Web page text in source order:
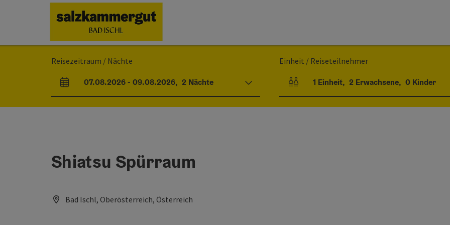
[0]
Zur Navigation[1]
Zum Seitenanfang
[7]
Reisezeitraum / Nächte
An- und Abreisefelder
07.08.2026- 09.08.2026, 2 Nächte
Einheit / Reiseteilnehmer
Einheitenanzahl und Personenfelder
1 Einheit, 2 Erwachsene, 0 Kinder
Shiatsu Spürraum
Bad Ischl, Oberösterreich, Österreich